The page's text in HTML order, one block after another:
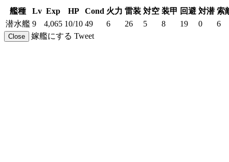
艦種 Lv Exp HP Cond 火力 雷装 対空 装甲 回避 対潜 索
潜水艦 9 4,065 10/10 49 6 26 5 8 19 0 6
Close 嫁艦にする Tweet